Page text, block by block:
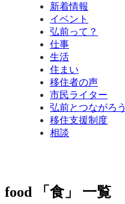
新着情報
イベント
弘前って？
仕事
生活
住まい
移住者の声
市民ライター
弘前とつながろう
移住支援制度
相談
food 「食」 一覧